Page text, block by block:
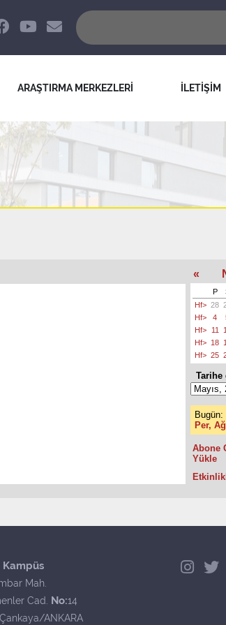
ARAŞTIRMA MERKEZLERİ İLETİŞİM
«
P
Hf> 28
Hf>
4
Hf>
11
Hf> 18
Hf> 25
Tarihe
Bugün:
Per,
Abone
Yükle
Mah.
Cad. No:14
ANKARA